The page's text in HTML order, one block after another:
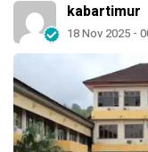
kabartimur
18 Nov 2025 -